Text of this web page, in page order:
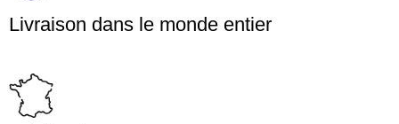
Livraison dans le monde entier